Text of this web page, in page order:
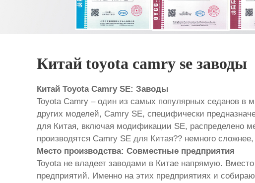
Китай toyota camry se заводы
Китай Toyota Camry SE: Заводы
Toyota Camry – один из самых популярных седанов в
других моделей, Camry SE, специфически
для Китая, включая модификации SE, распределено
производятся Camry SE для Китая?? немного
Место производства: Совместные предприятия
Toyota не владеет заводами в Китае напрямую.
предприятий. Именно на этих предприятиях и